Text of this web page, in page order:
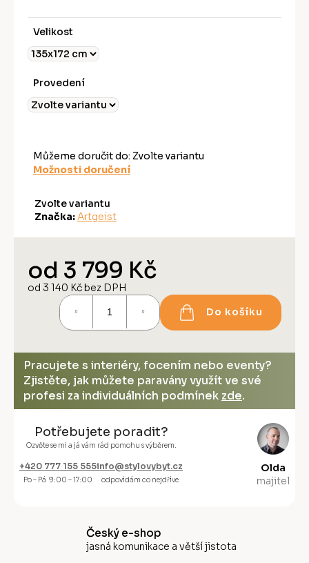
Velikost
Provedení
Můžeme doručit do: Zvolte variantu
Možnosti doručení
Zvolte variantu
Značka: Artgeist
od 3 799 Kč
od 3 140 Kčbez DPH
Do košíku
Pracujete s interiéry, focením nebo eventy?
Zjistěte, jak můžete paravány využít ve své
profesi za individuálních podmínek zde.
Potřebujete poradit?
Ozvěte se mi a já vám rád pomohu s výběrem.
+420 777 155 555
Po – Pá 9:00 – 17:00
info@stylovybyt.cz
odpovídám co nejdříve
Olda
majitel
Český e-shop
jasná komunikace a větší jistota